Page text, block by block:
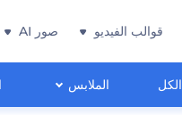
قوالب الفيديو صور AI
الكل الملابس